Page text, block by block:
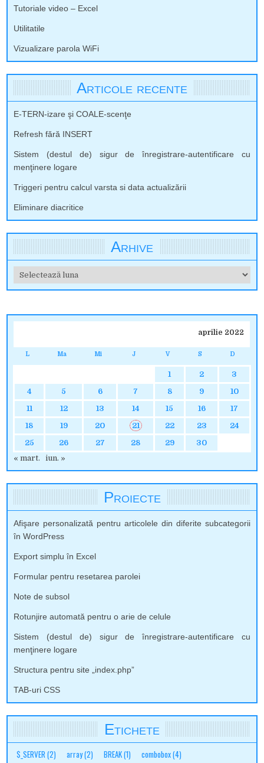
Tutoriale video – Excel
Utilitatile
Vizualizare parola WiFi
Articole recente
E-TERN-izare şi COALE-scenţe
Refresh fără INSERT
Sistem (destul de) sigur de înregistrare-autentificare cu
menţinere logare
Triggeri pentru calcul varsta si data actualizării
Eliminare diacritice
Arhive
Arhive
aprilie 2022
L Ma Mi J V S D
1 2
3
4
5 6 7 8 9
10
11
12 13 14 15 16
17
18
19 20 21 22 23
24
25
26 27 28 29
30
« mart.
iun. »
Proiecte
Afişare personalizată pentru articolele din diferite subcategorii
în WordPress
Export simplu în Excel
Formular pentru resetarea parolei
Note de subsol
Rotunjire automată pentru o arie de celule
Sistem (destul de) sigur de înregistrare-autentificare cu
menţinere logare
Structura pentru site „index.php”
TAB-uri CSS
Etichete
$_SERVER(2) array(2) BREAK(1) combobox(4)